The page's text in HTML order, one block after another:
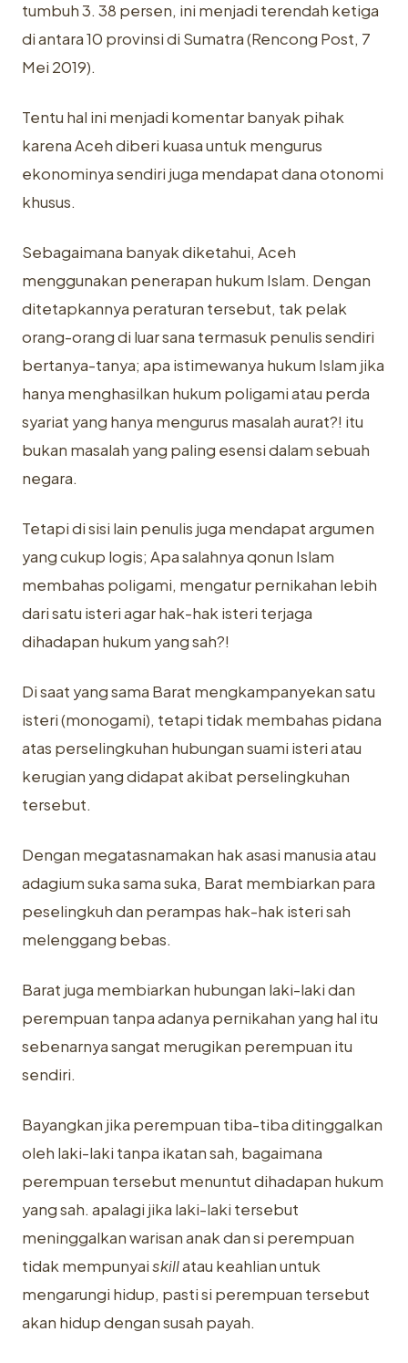
tumbuh 3. 38 persen, ini menjadi terendah ketiga
di antara 10 provinsi di Sumatra (Rencong Post, 7
Mei 2019).
Tentu hal ini menjadi komentar banyak pihak
karena Aceh diberi kuasa untuk mengurus
ekonominya sendiri juga mendapat dana otonomi
khusus.
Sebagaimana banyak diketahui, Aceh
menggunakan penerapan hukum Islam. Dengan
ditetapkannya peraturan tersebut, tak pelak
orang-orang di luar sana termasuk penulis sendiri
bertanya-tanya; apa istimewanya hukum Islam jika
hanya menghasilkan hukum poligami atau perda
syariat yang hanya mengurus masalah aurat?! itu
bukan masalah yang paling esensi dalam sebuah
negara.
Tetapi di sisi lain penulis juga mendapat argumen
yang cukup logis; Apa salahnya qonun Islam
membahas poligami, mengatur pernikahan lebih
dari satu isteri agar hak-hak isteri terjaga
dihadapan hukum yang sah?!
Di saat yang sama Barat mengkampanyekan satu
isteri (monogami), tetapi tidak membahas pidana
atas perselingkuhan hubungan suami isteri atau
kerugian yang didapat akibat perselingkuhan
tersebut.
Dengan megatasnamakan hak asasi manusia atau
adagium suka sama suka, Barat membiarkan para
peselingkuh dan perampas hak-hak isteri sah
melenggang bebas.
Barat juga membiarkan hubungan laki-laki dan
perempuan tanpa adanya pernikahan yang hal itu
sebenarnya sangat merugikan perempuan itu
sendiri.
Bayangkan jika perempuan tiba-tiba ditinggalkan
oleh laki-laki tanpa ikatan sah, bagaimana
perempuan tersebut menuntut dihadapan hukum
yang sah. apalagi jika laki-laki tersebut
meninggalkan warisan anak dan si perempuan
tidak mempunyaiskillatau keahlian untuk
mengarungi hidup, pasti si perempuan tersebut
akan hidup dengan susah payah.